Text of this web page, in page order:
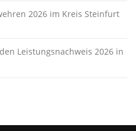
2026 im Kreis Steinfurt
Leistungsnachweis 2026 in